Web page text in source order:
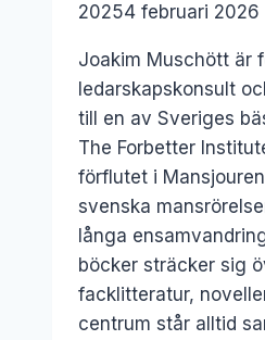
20254 februari 2026
Joakim Muschött är
ledarskapskonsult
till en av Sveriges
The Forbetter
förflutet i
svenska
långa
böcker sträcker sig
facklitteratur,
centrum står alltid